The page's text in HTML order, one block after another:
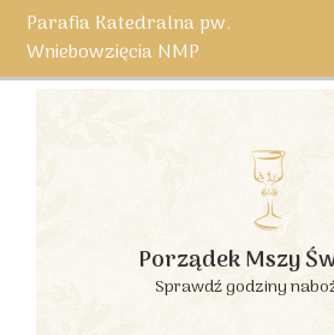
Parafia Katedralna pw.
Wniebowzięcia NMP
Porządek Mszy
Sprawdź godziny